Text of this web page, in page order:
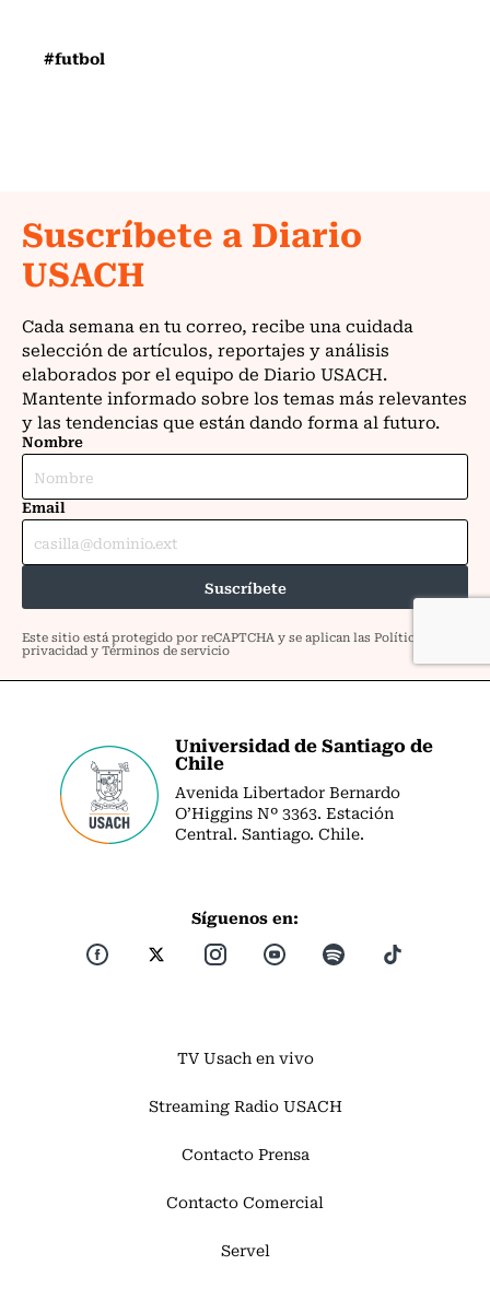
#futbol
Universidad de Santiago de
Chile
Avenida Libertador Bernardo
O’Higgins Nº 3363. Estación
Central. Santiago. Chile.
Síguenos en:
TV Usach en vivo
Streaming Radio USACH
Contacto Prensa
Contacto Comercial
Servel